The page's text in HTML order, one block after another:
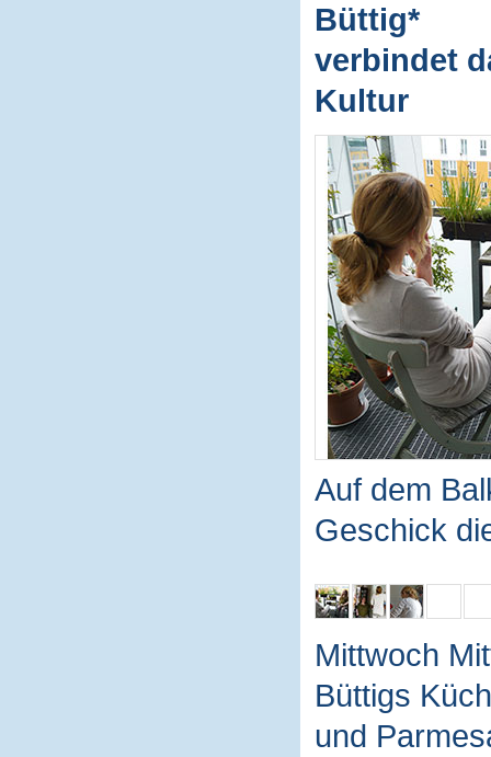
Büttig*
verbindet
Kultur
Auf dem
Geschick
Mittwoch
Büttigs
und